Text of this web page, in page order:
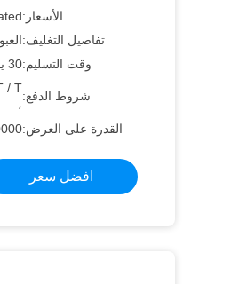
الأسعار:
تفاصيل التغليف:
وقت التسليم:30 يوما بعد الإيداع
شروط الدفع:
،
القدرة على العرض:1000000
افضل سعر